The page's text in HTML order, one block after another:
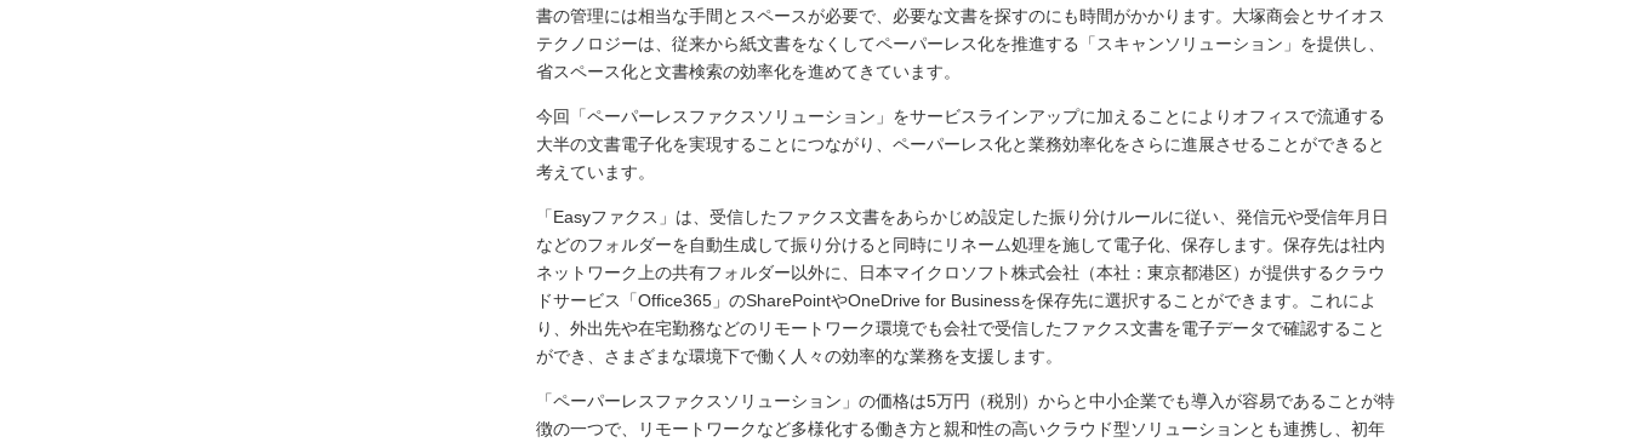
書の管理には相当な手間とスペースが必要で、必要な文書を探すのにも時間がかかります。大塚商会とサイオス
テクノロジーは、従来から紙文書をなくしてペーパーレス化を推進する「スキャンソリューション」を提供し、
省スペース化と文書検索の効率化を進めてきています。
今回「ペーパーレスファクスソリューション」をサービスラインアップに加えることによりオフィスで流通する
大半の文書電子化を実現することにつながり、ペーパーレス化と業務効率化をさらに進展させることができると
考えています。
「Easyファクス」は、受信したファクス文書をあらかじめ設定した振り分けルールに従い、発信元や受信年月日
などのフォルダーを自動生成して振り分けると同時にリネーム処理を施して電子化、保存します。保存先は社内
ネットワーク上の共有フォルダー以外に、日本マイクロソフト株式会社（本社：東京都港区）が提供するクラウ
ドサービス「Office365」のSharePointやOneDrive for Businessを保存先に選択することができます。これによ
り、外出先や在宅勤務などのリモートワーク環境でも会社で受信したファクス文書を電子データで確認すること
ができ、さまざまな環境下で働く人々の効率的な業務を支援します。
「ペーパーレスファクスソリューション」の価格は5万円（税別）からと中小企業でも導入が容易であることが特
徴の一つで、リモートワークなど多様化する働き方と親和性の高いクラウド型ソリューションとも連携し、初年